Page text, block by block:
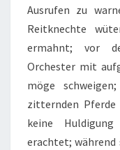
Ausrufen zu
Reitknechte
ermahnt; vor
Orchester mit
möge
zitternden
keine
erachtet;